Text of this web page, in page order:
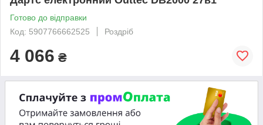
Готово до відправки
Код: 5907766662525
Роздріб
4 066 ₴